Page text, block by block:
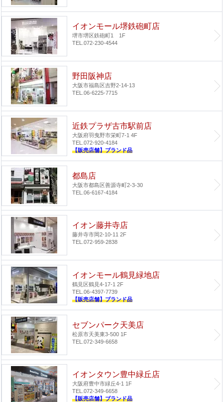
イオンモール堺鉄砲町店
堺市堺区鉄砲町1 1F
TEL.072-230-4544
野田阪神店
大阪市福島区吉野2-14-13
TEL.06-6225-7715
近鉄プラザ古市駅前店
大阪府羽曳野市栄町7-1 4F
TEL.072-920-4184
【販売店舗】ブランド品
都島店
大阪市都島区善源寺町2-3-30
TEL.06-6167-4184
イオン藤井寺店
藤井寺市岡2-10-11 2F
TEL.072-959-2838
イオンモール鶴見緑地店
鶴見区鶴見4-17-1 2F
TEL.06-4397-7739
【販売店舗】ブランド品
セブンパーク天美店
松原市天美東3-500 1F
TEL.072-349-6658
イオンタウン豊中緑丘店
大阪府豊中市緑丘4-1 1F
TEL.072-349-6658
【販売店舗】ブランド品